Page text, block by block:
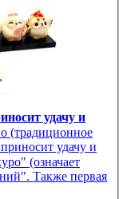
удачу и
(традиционное
удачу и
(означает
Также первая